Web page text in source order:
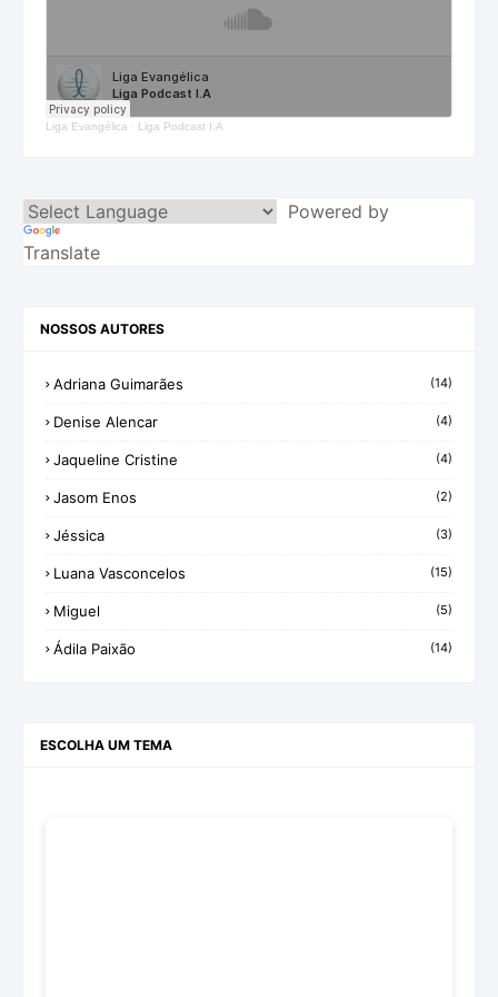
Liga Evangélica · Liga Podcast I.A
Powered by
Translate
NOSSOS AUTORES
Adriana Guimarães (14)
Denise Alencar (4)
Jaqueline Cristine (4)
Jasom Enos (2)
Jéssica (3)
Luana Vasconcelos (15)
Miguel (5)
Ádila Paixão (14)
ESCOLHA UM TEMA